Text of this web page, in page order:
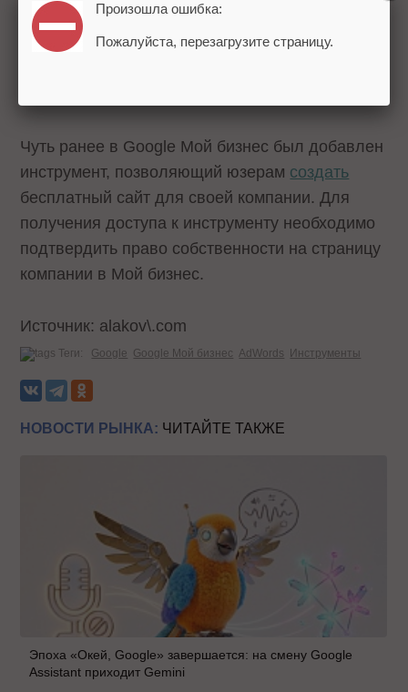
В августе Google Мой бизнес
«Вопросы и ответы» для местных компаний.
Чуть ранее в Google Мой бизнес был добавлен
инструмент, позволяющий юзерам создать
бесплатный сайт для своей компании. Для
получения доступа к инструменту необходимо
подтвердить право собственности на страницу
компании в Мой бизнес.
Источник: alakov\.com
Теги: Google Google Мой бизнес AdWords Инструменты
НОВОСТИ РЫНКА: ЧИТАЙТЕ ТАКЖЕ
Эпоха «Окей, Google» завершается: на смену Google
Assistant приходит Gemini
Произошла ошибка:
Пожалуйста, перезагрузите страницу.